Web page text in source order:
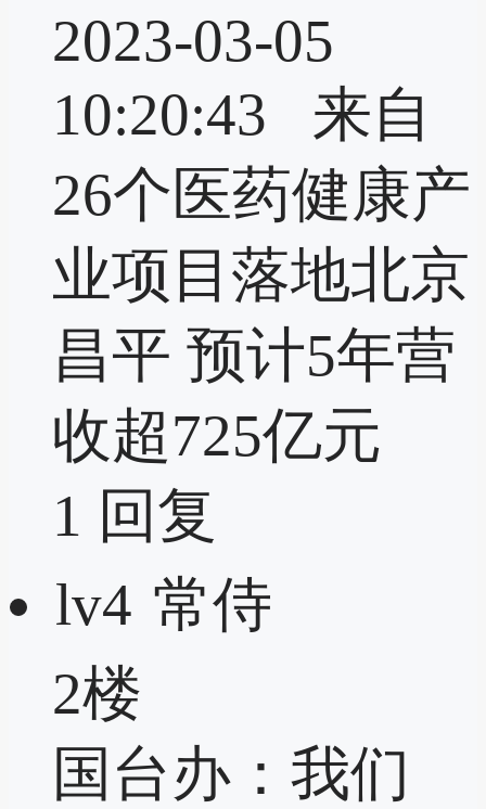
2023-03-05
10:20:43 来自
26个医药健康产
业项目落地北京
昌平 预计5年营
收超725亿元
1 回复
lv4 常侍
2楼
国台办：我们